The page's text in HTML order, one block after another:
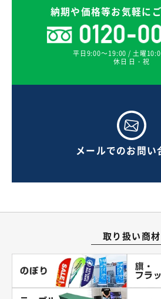
納期や価格等お気軽に
平日9:00～19:00 / 土曜
休日 日・祝
メールでのお問い
取り扱い商材